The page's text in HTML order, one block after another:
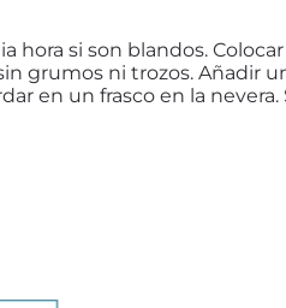
si son blandos.
grumos ni trozos. Añadir
en un frasco en la